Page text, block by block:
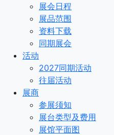
展会日程
展品范围
资料下载
同期展会
活动
2027同期活动
往届活动
展商
参展须知
展台类型及费用
展馆平面图